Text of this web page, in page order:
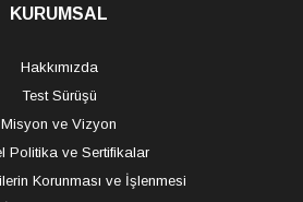
KURUMSAL
Hakkımızda
Test Sürüşü
Misyon ve Vizyon
Politika ve Sertifikalar
Korunması ve İşlenmesi